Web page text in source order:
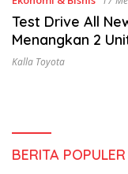
Test Drive All
Menangkan 2
Kalla Toyota
BERITA POPULER